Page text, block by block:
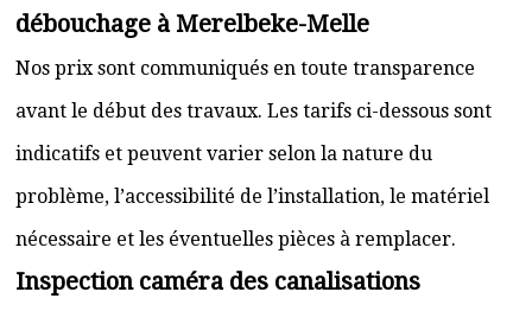
débouchage à Merelbeke-Melle
Nos prix sont communiqués en toute transparence
avant le début des travaux. Les tarifs ci-dessous sont
indicatifs et peuvent varier selon la nature du
problème, l’accessibilité de l’installation, le matériel
nécessaire et les éventuelles pièces à remplacer.
Inspection caméra des canalisations